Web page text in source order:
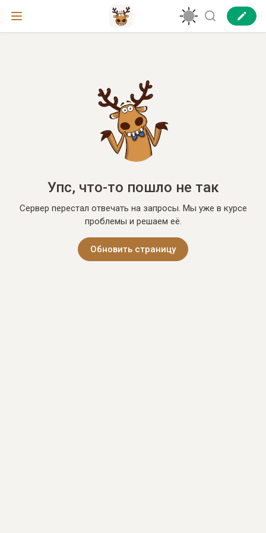
Упс, что-то пошло не так
Сервер перестал отвечать на запросы. Мы уже в курсе
проблемы и решаем её.
Обновить страницу